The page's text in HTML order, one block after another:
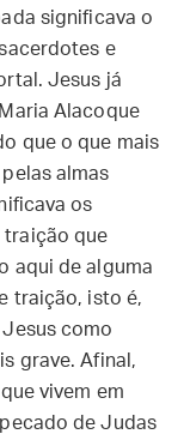
significava o
e
Jesus já
Alacoque
que o que mais
almas
os
traição que
aqui de alguma
traição, isto é,
como
grave. Afinal,
vivem em
de Judas